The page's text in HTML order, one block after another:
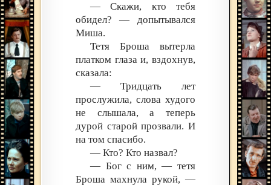
— Скажи, кто тебя
обидел? — допытывался
Миша.
Тетя Броша вытерла
платком глаза и, вздохнув,
сказала:
— Тридцать лет
прослужила, слова худого
не слышала, а теперь
дурой старой прозвали. И
на том спасибо.
— Кто? Кто назвал?
— Бог с ним, — тетя
Броша махнула рукой, —